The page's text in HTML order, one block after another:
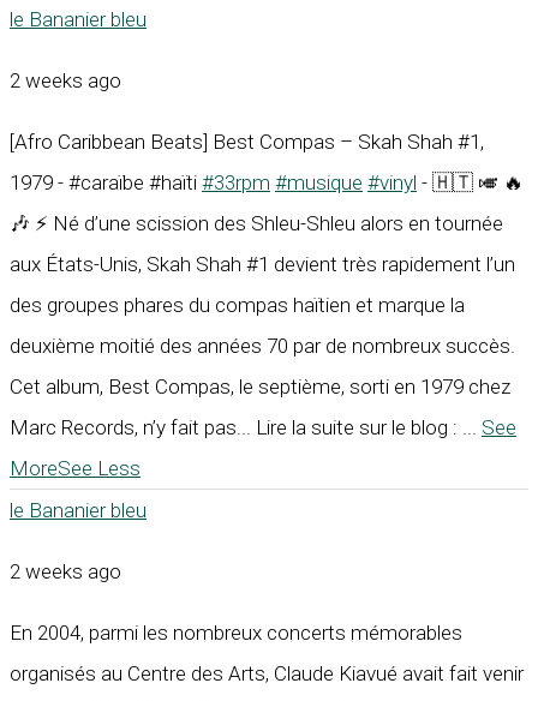
le Bananier bleu
2 weeks ago
[Afro Caribbean Beats] Best Compas – Skah Shah #1,
1979 - #caraïbe #haïti #33rpm #musique #vinyl - 🇭🇹 🎺 🔥
🎶 ⚡ Né d’une scission des Shleu-Shleu alors en tournée
aux États-Unis, Skah Shah #1 devient très rapidement l’un
des groupes phares du compas haïtien et marque la
deuxième moitié des années 70 par de nombreux succès.
Cet album, Best Compas, le septième, sorti en 1979 chez
Marc Records, n’y fait pas... Lire la suite sur le blog : ... See
MoreSee Less
le Bananier bleu
2 weeks ago
En 2004, parmi les nombreux concerts mémorables
organisés au Centre des Arts, Claude Kiavué avait fait venir